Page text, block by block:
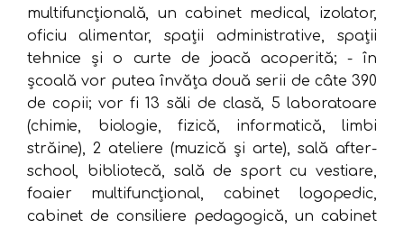
multifuncțională, un cabinet medical, izolator,
oficiu alimentar, spații administrative, spații
tehnice și o curte de joacă acoperită; - în
școală vor putea învăța două serii de câte 390
de copii; vor fi 13 săli de clasă, 5 laboratoare
(chimie, biologie, fizică, informatică, limbi
străine), 2 ateliere (muzică și arte), sală after-
school, bibliotecă, sală de sport cu vestiare,
foaier multifuncțional, cabinet logopedic,
cabinet de consiliere pedagogică, un cabinet